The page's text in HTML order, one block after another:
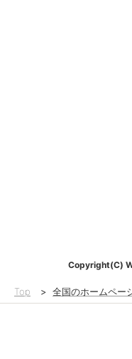
Copyright(C)
Top > 全国のホームペー